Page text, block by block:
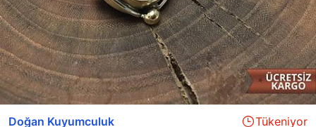
Doğan Kuyumculuk Tükeniyor